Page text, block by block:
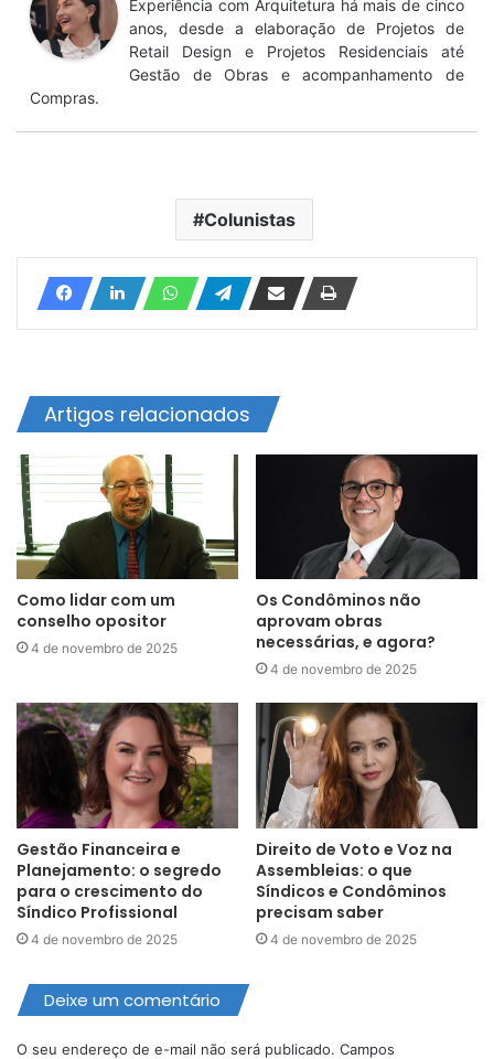
Experiência com Arquitetura há mais de cinco
anos, desde a elaboração de Projetos de
Retail Design e Projetos Residenciais até
Gestão de Obras e acompanhamento de
Compras.
Colunistas
Artigos relacionados
Como lidar com um
conselho opositor
4 de novembro de 2025
Os Condôminos não
aprovam obras
necessárias, e agora?
4 de novembro de 2025
Gestão Financeira e
Planejamento: o segredo
para o crescimento do
Síndico Profissional
4 de novembro de 2025
Direito de Voto e Voz na
Assembleias: o que
Síndicos e Condôminos
precisam saber
4 de novembro de 2025
Deixe um comentário
O seu endereço de e-mail não será publicado. Campos